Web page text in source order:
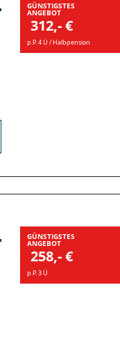
GÜNSTIGSTES
ANGEBOT
312,- €
p.P. 4 Ü / Halbpension
GÜNSTIGSTES
ANGEBOT
258,- €
p.P. 3 Ü